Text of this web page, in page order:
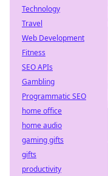
Technology
Travel
Web Development
Fitness
SEO APIs
Gambling
Programmatic SEO
home office
home audio
gaming gifts
gifts
productivity